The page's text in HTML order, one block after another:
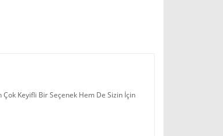
Çok Keyifli Bir Seçenek Hem De Sizin İçin